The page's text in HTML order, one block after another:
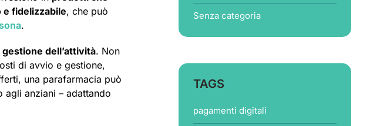
e fidelizzabile, che può
.
dell’attività. Non
di avvio e gestione,
una parafarmacia può
anziani – adattando
Senza categoria
TAGS
pagamenti digitali